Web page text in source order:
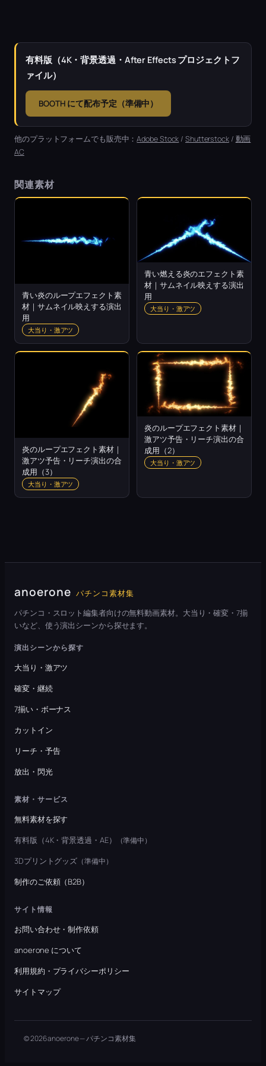
有料版（4K・背景透過・After Effects プロジェクトフ
ァイル）
BOOTH にて配布予定（準備中）
他のプラットフォームでも販売中：Adobe Stock /Shutterstock/ 動画
AC
関連素材
青い炎のループエフェクト素
材｜サムネイル映えする演出
用
大当り・激アツ
青い燃える炎のエフェクト素
材｜サムネイル映えする演出
用
大当り・激アツ
炎のループエフェクト素材｜
激アツ予告・リーチ演出の合
成用（3）
大当り・激アツ
炎のループエフェクト素材｜
激アツ予告・リーチ演出の合
成用（2）
大当り・激アツ
anoerone パチンコ素材集
パチンコ・スロット編集者向けの無料動画素材。大当り・確変・7揃
いなど、使う演出シーンから探せます。
演出シーンから探す
大当り・激アツ
確変・継続
7揃い・ボーナス
カットイン
リーチ・予告
放出・閃光
素材・サービス
無料素材を探す
有料版（4K・背景透過・AE）
（準備中）
3Dプリントグッズ （準備中）
制作のご依頼（B2B）
サイト情報
お問い合わせ・制作依頼
anoerone について
利用規約・プライバシーポリシー
サイトマップ
© 2026 anoerone — パチンコ素材集